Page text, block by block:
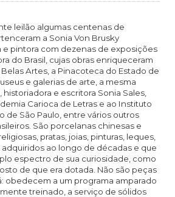
leilão algumas centenas de
a Sonia Von Brusky
e pintora com dezenas de exposições
do Brasil, cujas obras enriqueceram
Artes, a Pinacoteca do Estado de
e galerias de arte, a mesma
e escritora Sonia Sales,
Carioca de Letras e ao Instituto
de São Paulo, entre vários outros
São porcelanas chinesas e
pratas, joias, pinturas, leques,
ao longo de décadas e que
espectro de sua curiosidade, como
de que era dotada. Não são peças
obedecem a um programa amparado
treinado, a serviço de sólidos